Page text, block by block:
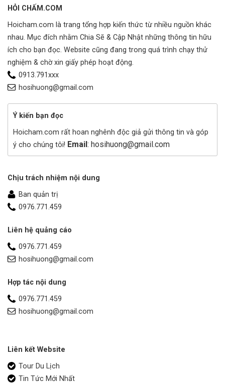
HỎI CHẤM.COM
Hoicham.com là trang tổng hợp kiến thức từ nhiều nguồn khác
nhau. Mục đích nhằm Chia Sẽ & Cập Nhật những thông tin hữu
ích cho bạn đọc. Website cũng đang trong quá trình chạy thử
nghiệm & chờ xin giấy phép hoạt động.
0913.791xxx
hosihuong@gmail.com
Ý kiến bạn đọc
Hoicham.com rất hoan nghênh độc giả gửi thông tin và góp
ý cho chúng tôi! Email : hosihuong@gmail.com
Chịu trách nhiệm nội dung
Ban quản trị
0976.771.459
Liên hệ quảng cáo
0976.771.459
hosihuong@gmail.com
Hợp tác nội dung
0976.771.459
hosihuong@gmail.com
Liên kết Website
Tour Du Lịch
Tin Tức Mới Nhất